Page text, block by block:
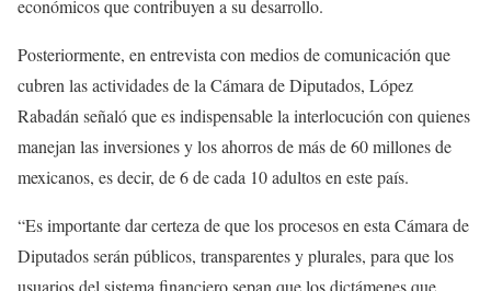
económicos que contribuyen a su desarrollo.
Posteriormente, en entrevista con medios de comunicación que
cubren las actividades de la Cámara de Diputados, López
Rabadán señaló que es indispensable la interlocución con quienes
manejan las inversiones y los ahorros de más de 60 millones de
mexicanos, es decir, de 6 de cada 10 adultos en este país.
“Es importante dar certeza de que los procesos en esta Cámara de
Diputados serán públicos, transparentes y plurales, para que los